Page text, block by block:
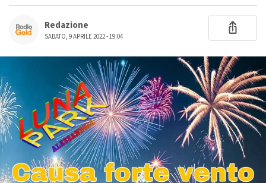
Redazione
SABATO, 9 APRILE 2022 - 19:04